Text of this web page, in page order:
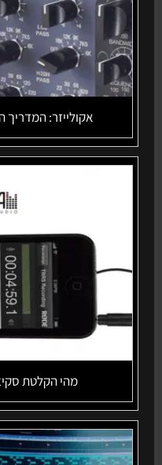
אקולייזר:
מהי הקלטת